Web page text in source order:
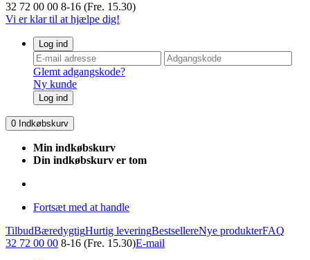
32 72 00 00 8-16 (Fre. 15.30)
Vi er klar til at hjælpe dig!
Log ind
Glemt adgangskode?
Ny kunde
Log ind
0 Indkøbskurv
Min indkøbskurv
Din indkøbskurv er tom
Fortsæt med at handle
TilbudBæredygtigHurtig leveringBestsellereNye produkterFAQ
32 72 00 00 8-16 (Fre. 15.30)E-mail